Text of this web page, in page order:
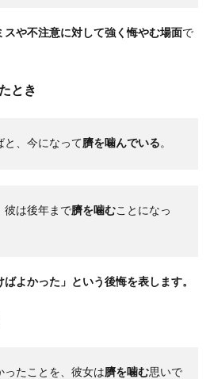
や不注意に対して強く悔やむ場面で
とき
と、今になって臍を噛んでいる。
彼は後年まで臍を噛むことになっ
よかった」という後悔を表します。
ったことを、彼女は臍を噛む思いで